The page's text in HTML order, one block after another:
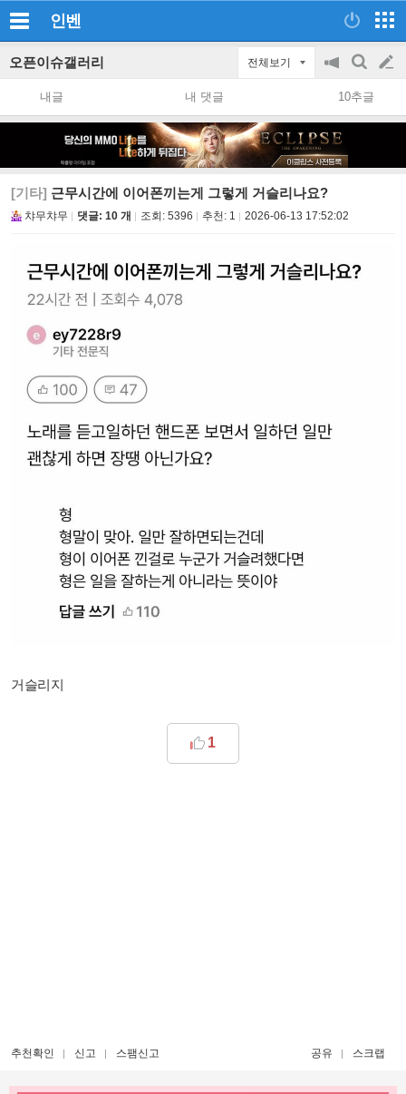
인벤
오픈이슈갤러리 전체보기
공
지
on/off
검
색
글
쓰
내글 내 댓글 10추글
[기타] 근무시간에 이어폰끼는게 그렇게 거슬리나요?
챠무챠무 댓글: 10 개 조회: 5396 추천: 1 2026-06-13 17:52:02
거슬리지
1
추천확인 신고 스팸신고 공유 스크랩